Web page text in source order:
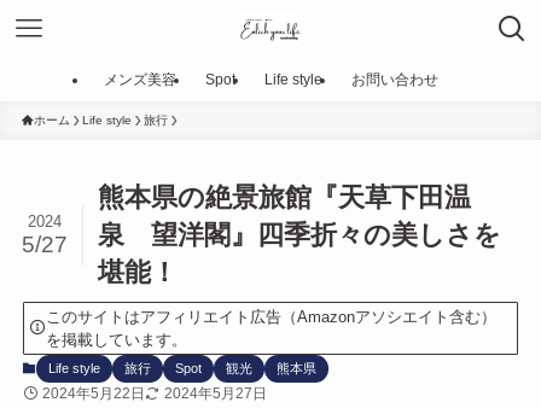
メンズ美容 Spot Life style お問い合わせ
ホーム Life style 旅行
熊本県の絶景旅館『天草下田温
泉 望洋閣』四季折々の美しさを
堪能！
2024
5/27
このサイトはアフィリエイト広告（Amazonアソシエイト含む）
を掲載しています。
Life style 旅行 Spot 観光 熊本県
2024年5月22日 2024年5月27日